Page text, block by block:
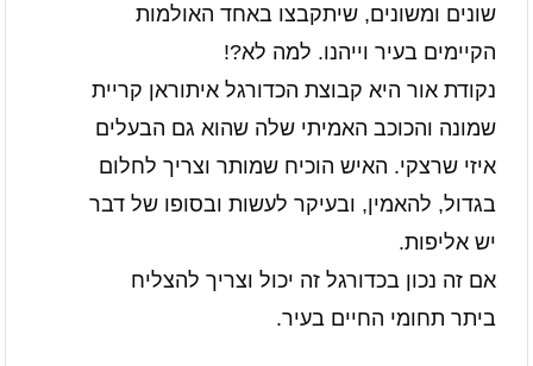
שונים ומשונים, שיתקבצו באחד האולמות
הקיימים בעיר וייהנו. למה לא?!
נקודת אור היא קבוצת הכדורגל איתוראן קריית
שמונה והכוכב האמיתי שלה שהוא גם הבעלים
איזי שרצקי. האיש הוכיח שמותר וצריך לחלום
בגדול, להאמין, ובעיקר לעשות ובסופו של דבר
יש אליפות.
אם זה נכון בכדורגל זה יכול וצריך להצליח
ביתר תחומי החיים בעיר.